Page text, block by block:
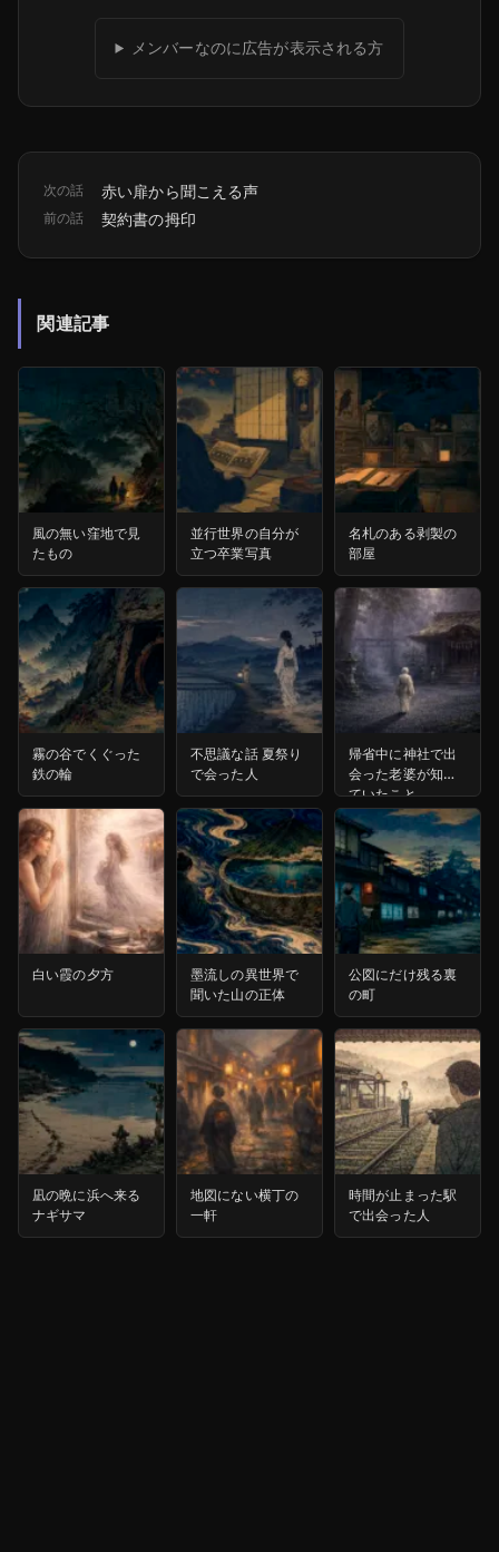
メンバーなのに広告が表示される方
次の話 赤い扉から聞こえる声
前の話 契約書の拇印
関連記事
風の無い窪地で見
たもの
並行世界の自分が
立つ卒業写真
名札のある剥製の
部屋
霧の谷でくぐった
鉄の輪
不思議な話 夏祭り
で会った人
帰省中に神社で出
会った老婆が知っ
ていたこと
白い霞の夕方
墨流しの異世界で
聞いた山の正体
公図にだけ残る裏
の町
凪の晩に浜へ来る
ナギサマ
地図にない横丁の
一軒
時間が止まった駅
で出会った人